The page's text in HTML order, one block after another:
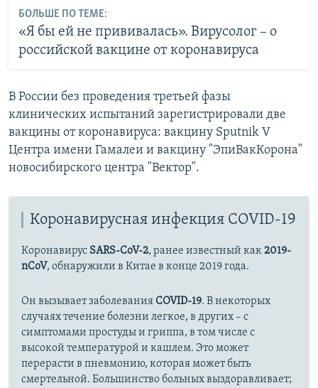
БОЛЬШЕ ПО ТЕМЕ:
«Я бы ей не прививалась». Вирусолог – о
российской вакцине от коронавируса
В России без проведения третьей фазы
клинических испытаний зарегистрировали две
вакцины от коронавируса: вакцину Sputnik V
Центра имени Гамалеи и вакцину "ЭпиВакКорона"
новосибирского центра "Вектор".
Коронавирусная инфекция COVID-19
Коронавирус SARS-CoV-2, ранее известный как2019-
nCoV, обнаружили в Китае в конце 2019 года.
Он вызывает заболеванияCOVID-19. В некоторых
случаях течение болезни легкое, в других – с
симптомами простуды и гриппа, в том числе с
высокой температурой и кашлем. Это может
перерасти в пневмонию, которая может быть
смертельной. Большинство больных выздоравливает;